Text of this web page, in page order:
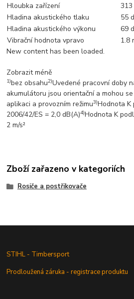
Hloubka zařízení
313
Hladina akustického tlaku
55
Hladina akustického výkonu 69
Vibrační hodnota vpravo 1.8
New content has been loaded.
Zobrazit méně
1)bez obsahu2)Uvedené pracovní doby
akumulátoru jsou orientační a mohou
aplikaci a provozním režimu3)Hodnota K
2006/42/ES = 2,0 dB(A)4)Hodnota K
2 m/s²
Zboží zařazeno v kategoriích
Rosiče a postřikovače
STIHL - Timbersport
Prodloužená záruka - registrace produktu